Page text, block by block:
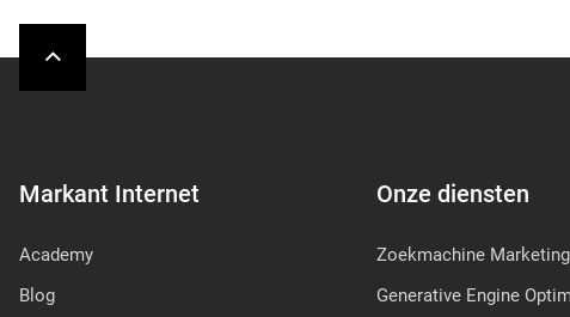
Markant Internet
Academy
Blog
Onze diensten
Zoekmachine Marketing
Generative Engine